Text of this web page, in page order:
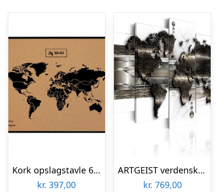
Kork opslagstavle 60×90 cm. med sort verdenskort i en sort ramme
kr. 397,00
ARTGEIST verdenskort, 5-delt – Metal World Map II – Flere størrelser 100×50
kr. 769,00